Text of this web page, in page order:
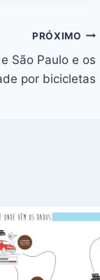
PRÓXIMO
São Paulo e os
por bicicletas